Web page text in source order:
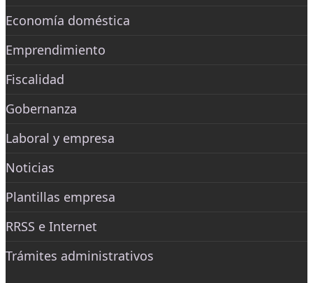
Economía doméstica
Emprendimiento
Fiscalidad
Gobernanza
Laboral y empresa
Noticias
Plantillas empresa
RRSS e Internet
Trámites administrativos